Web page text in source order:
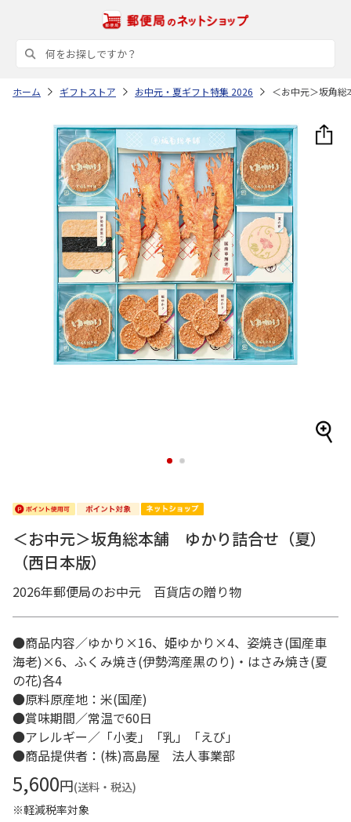
ホーム ギフトストア お中元・夏ギフト特集 2026 ＜お中元＞坂角
1 2
＜お中元＞坂角総本舗 ゆかり詰合せ（夏）
（西日本版）
2026年郵便局のお中元 百貨店の贈り物
●商品内容／ゆかり×16、姫ゆかり×4、姿焼き(国産車
海老)×6、ふくみ焼き(伊勢湾産黒のり)・はさみ焼き(夏
の花)各4
●原料原産地：米(国産)
●賞味期間／常温で60日
●アレルギー／「小麦」「乳」「えび」
●商品提供者：(株)高島屋 法人事業部
5,600円(送料・税込)
※軽減税率対象